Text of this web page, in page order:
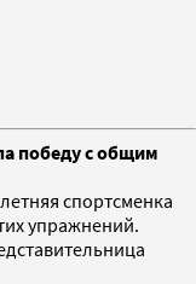
победу с общим
спортсменка
упражнений.